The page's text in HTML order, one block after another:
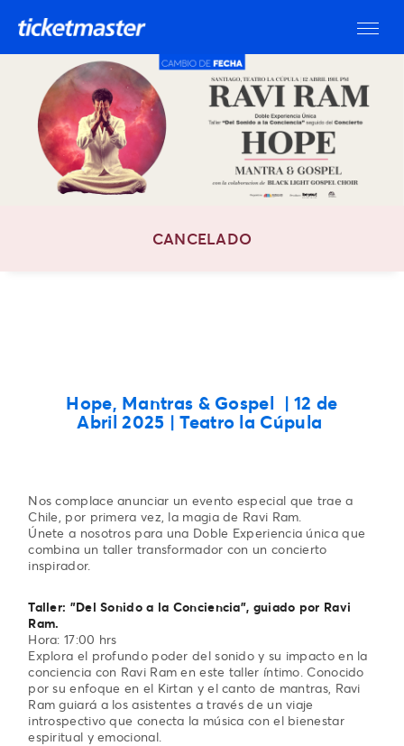
CANCELADO
Hope, Mantras & Gospel | 12 de
Abril 2025 | Teatro la Cúpula
Nos complace anunciar un evento especial que trae a
Chile, por primera vez, la magia de Ravi Ram.
Únete a nosotros para una Doble Experiencia única que
combina un taller transformador con un concierto
inspirador.
Taller: "Del Sonido a la Conciencia”, guiado por Ravi
Ram.
Hora: 17:00 hrs
Explora el profundo poder del sonido y su impacto en la
conciencia con Ravi Ram en este taller íntimo. Conocido
por su enfoque en el Kirtan y el canto de mantras, Ravi
Ram guiará a los asistentes a través de un viaje
introspectivo que conecta la música con el bienestar
espiritual y emocional.